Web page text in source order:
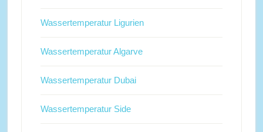
Wassertemperatur Ligurien
Wassertemperatur Algarve
Wassertemperatur Dubai
Wassertemperatur Side